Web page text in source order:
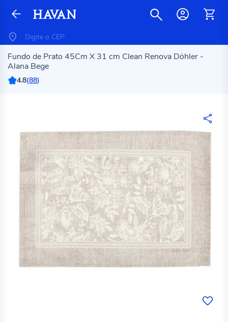
Fundo de Prato 45Cm X 31 cm Clean Renova Döhler -
Alana Bege
4.8(88)